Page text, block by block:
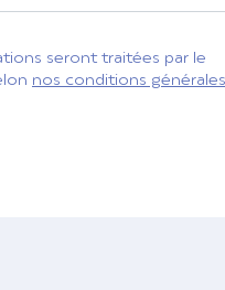
seront traitées par le
nos conditions